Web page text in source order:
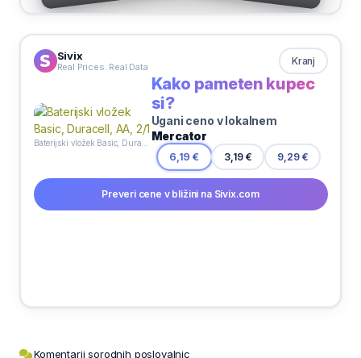
Sivix
Real Prices. Real Data Kranj
Kako pameten kupec
si?
Ugani ceno v lokalnem
Mercator
6,19 € 3,19 € 9,29 €
Preveri cene v bližini na Sivix.com
Komentarji sorodnih poslovalnic